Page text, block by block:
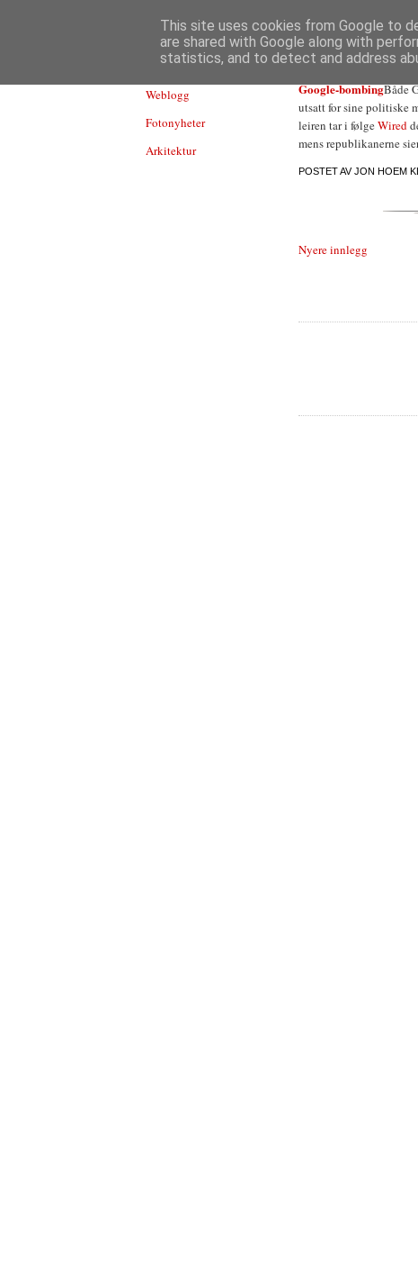
Weblogg
Fotonyheter
Arkitektur
Google-bombingBåde
utsatt for sine politiske
leiren tar i følgeWired
mens republikanerne
POSTET AVJON HOEM KL
Nyere innlegg
This site uses cookies from Google to
are shared with Google along with
statistics, and to detect and address